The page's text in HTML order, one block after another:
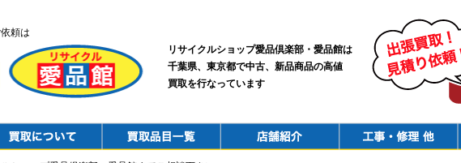
頼は
リサイクルショップ愛品倶楽部・愛品館は
千葉県、東京都で中古、新品商品の高値
買取を行なっています